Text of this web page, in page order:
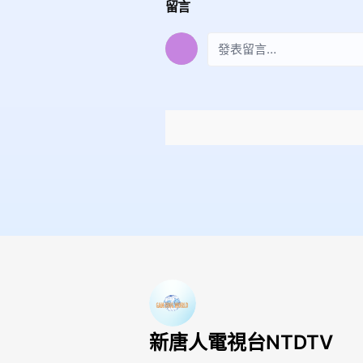
留言
新唐人電視台NTDTV